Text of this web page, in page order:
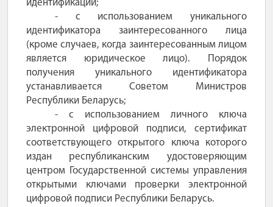
идентификации;
- с использованием уникального
идентификатора заинтересованного лица
(кроме случаев, когда заинтересованным лицом
является юридическое лицо). Порядок
получения уникального идентификатора
устанавливается Советом Министров
Республики Беларусь;
- с использованием личного ключа
электронной цифровой подписи, сертификат
соответствующего открытого ключа которого
издан республиканским удостоверяющим
центром Государственной системы управления
открытыми ключами проверки электронной
цифровой подписи Республики Беларусь.